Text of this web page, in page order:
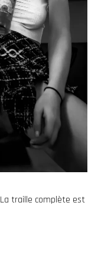
La traille complète est